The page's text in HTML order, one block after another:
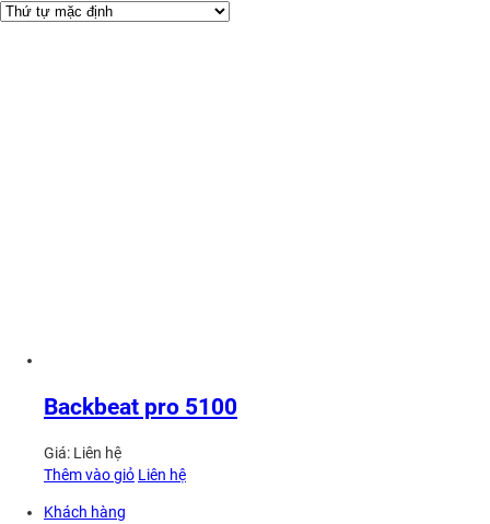
Backbeat pro 5100
Giá: Liên hệ
Thêm vào giỏ Liên hệ
Khách hàng